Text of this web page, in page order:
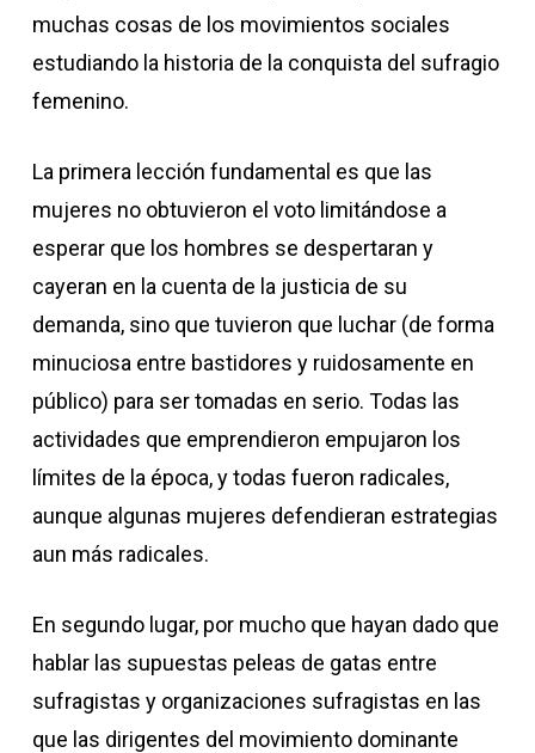
muchas cosas de los movimientos sociales
estudiando la historia de la conquista del sufragio
femenino.
La primera lección fundamental es que las
mujeres no obtuvieron el voto limitándose a
esperar que los hombres se despertaran y
cayeran en la cuenta de la justicia de su
demanda, sino que tuvieron que luchar (de forma
minuciosa entre bastidores y ruidosamente en
público) para ser tomadas en serio. Todas las
actividades que emprendieron empujaron los
límites de la época, y todas fueron radicales,
aunque algunas mujeres defendieran estrategias
aun más radicales.
En segundo lugar, por mucho que hayan dado que
hablar las supuestas peleas de gatas entre
sufragistas y organizaciones sufragistas en las
que las dirigentes del movimiento dominante